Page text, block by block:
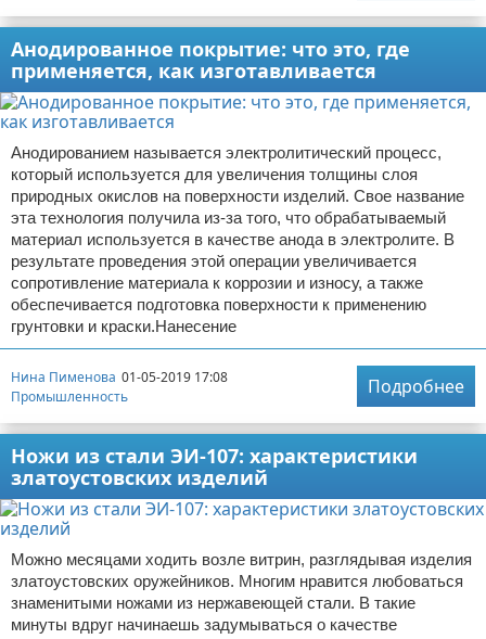
Анодированное покрытие: что это, где
применяется, как изготавливается
Анодированием называется электролитический процесс,
который используется для увеличения толщины слоя
природных окислов на поверхности изделий. Свое название
эта технология получила из-за того, что обрабатываемый
материал используется в качестве анода в электролите. В
результате проведения этой операции увеличивается
сопротивление материала к коррозии и износу, а также
обеспечивается подготовка поверхности к применению
грунтовки и краски.Нанесение
Нина Пименова 01-05-2019 17:08
Промышленность
Подробнее
Ножи из стали ЭИ-107: характеристики
златоустовских изделий
Можно месяцами ходить возле витрин, разглядывая изделия
златоустовских оружейников. Многим нравится любоваться
знаменитыми ножами из нержавеющей стали. В такие
минуты вдруг начинаешь задумываться о качестве